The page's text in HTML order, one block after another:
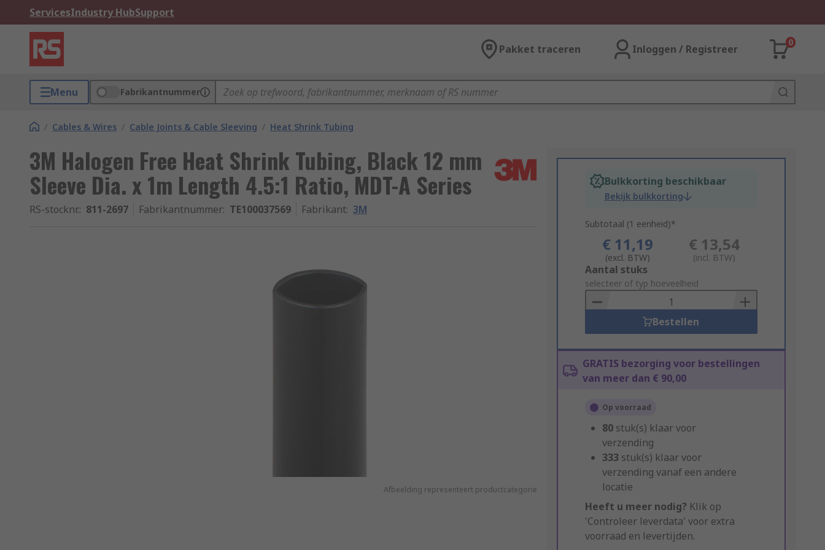
ServicesIndustry HubSupport
Pakket traceren Inloggen / Registreer
0
Menu Fabrikantnummer
/ Cables & Wires / Cable Joints & Cable Sleeving / Heat Shrink Tubing
3M Halogen Free Heat Shrink Tubing, Black 12 mm
Sleeve Dia. x 1m Length 4.5:1 Ratio, MDT-A Series
RS-stocknr.: 811-2697 Fabrikantnummer: TE100037569 Fabrikant: 3M
Afbeelding representeert productcategorie
Bulkkorting beschikbaar
Bekijk bulkkorting
Subtotaal (1 eenheid)*
€ 11,19
(excl. BTW)
€ 13,54
(incl. BTW)
Add
to
Basket
Aantal stuks
selecteer of typ hoeveelheid
Bestellen
GRATIS bezorging voor bestellingen
van meer dan € 90,00
Op voorraad
80 stuk(s) klaar voor
verzending
333 stuk(s) klaar voor
verzending vanaf een andere
locatie
Heeft u meer nodig? Klik op
'Controleer leverdata' voor extra
voorraad en levertijden.